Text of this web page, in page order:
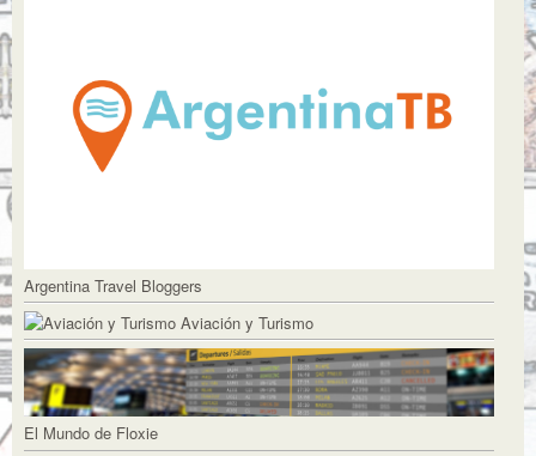
Argentina Travel Bloggers
Aviación y Turismo
El Mundo de Floxie